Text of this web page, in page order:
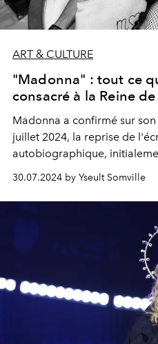
ART & CULTURE
"Madonna" : tout ce
consacré à la Reine
Madonna a confirmé sur
juillet 2024, la reprise de
autobiographique,
30.07.2024 by Yseult Somville